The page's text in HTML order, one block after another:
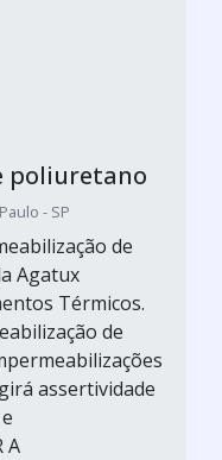
poliuretano
- SP
de
Agatux
Térmicos.
de
assertividade
A